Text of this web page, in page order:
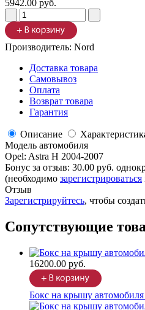
5942.00 руб.
Производитель: Nord
Доставка товара
Самовывоз
Оплата
Возврат товара
Гарантия
Описание
Модель автомобиля
Opel: Astra H 2004-2007
Бонус за отзыв: 30.00 руб.
(необходимо зарегистрироваться
Отзыв
Зарегистрируйтесь, чтобы
Сопутствующие
16200.00 руб.
Бокс на крышу